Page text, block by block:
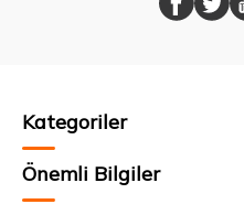
Kategoriler
Önemli Bilgiler